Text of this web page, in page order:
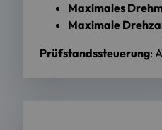
Maximales
Maximale
Prüfstandssteuerung: